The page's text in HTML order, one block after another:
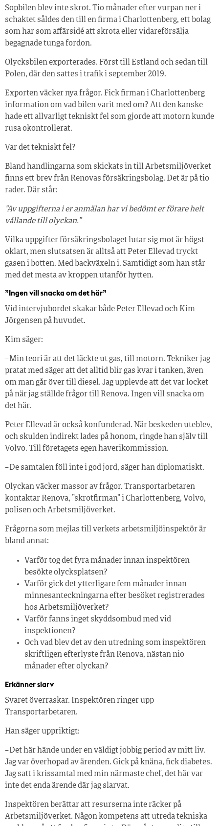
Sopbilen blev inte skrot. Tio månader efter vurpan ner i
schaktet såldes den till en firma i Charlottenberg, ett bolag
som har som affärsidé att skrota eller vidareförsälja
begagnade tunga fordon.
Olycksbilen exporterades. Först till Estland och sedan till
Polen, där den sattes i trafik i september 2019.
Exporten väcker nya frågor. Fick firman i Charlottenberg
information om vad bilen varit med om? Att den kanske
hade ett allvarligt tekniskt fel som gjorde att motorn kunde
rusa okontrollerat.
Var det tekniskt fel?
Bland handlingarna som skickats in till Arbetsmiljöverket
finns ett brev från Renovas försäkringsbolag. Det är på tio
rader. Där står:
”Av uppgifterna i er anmälan har vi bedömt er förare helt
vållande till olyckan.”
Vilka uppgifter försäkringsbolaget lutar sig mot är högst
oklart, men slutsatsen är alltså att Peter Ellevad tryckt
gasen i botten. Med backväxeln i. Samtidigt som han står
med det mesta av kroppen utanför hytten.
”Ingen vill snacka om det här”
Vid intervjubordet skakar både Peter Ellevad och Kim
Jörgensen på huvudet.
Kim säger:
– Min teori är att det läckte ut gas, till motorn. Tekniker jag
pratat med säger att det alltid blir gas kvar i tanken, även
om man går över till diesel. Jag upplevde att det var locket
på när jag ställde frågor till Renova. Ingen vill snacka om
det här.
Peter Ellevad är också konfunderad. När beskeden uteblev,
och skulden indirekt lades på honom, ringde han själv till
Volvo. Till företagets egen haverikommission.
– De samtalen föll inte i god jord, säger han diplomatiskt.
Olyckan väcker massor av frågor. Transportarbetaren
kontaktar Renova, ”skrotfirman” i Charlottenberg, Volvo,
polisen och Arbetsmiljöverket.
Frågorna som mejlas till verkets arbetsmiljöinspektör är
bland annat:
Varför tog det fyra månader innan inspektören
besökte olycksplatsen?
Varför gick det ytterligare fem månader innan
minnesanteckningarna efter besöket registrerades
hos Arbetsmiljöverket?
Varför fanns inget skyddsombud med vid
inspektionen?
Och vad blev det av den utredning som inspektören
skriftligen efterlyste från Renova, nästan nio
månader efter olyckan?
Erkänner slarv
Svaret överraskar. Inspektören ringer upp
Transportarbetaren.
Han säger uppriktigt:
– Det här hände under en väldigt jobbig period av mitt liv.
Jag var överhopad av ärenden. Gick på knäna, fick diabetes.
Jag satt i krissamtal med min närmaste chef, det här var
inte det enda ärende där jag slarvat.
Inspektören berättar att resurserna inte räcker på
Arbetsmiljöverket. Någon kompetens att utreda tekniska